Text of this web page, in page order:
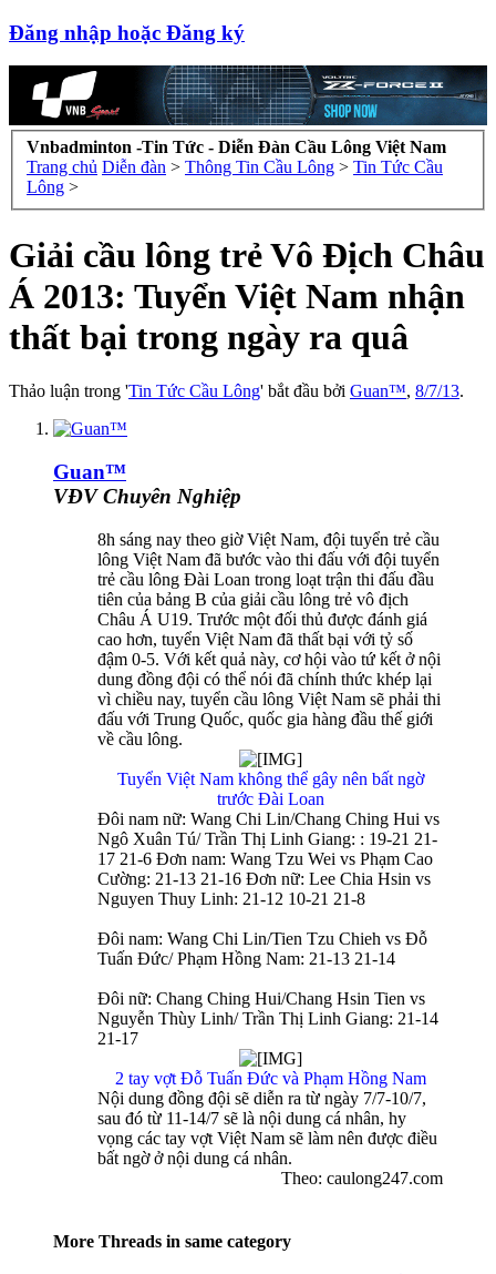
Đăng nhập hoặc Đăng ký
Vnbadminton -Tin Tức - Diễn Đàn Cầu Lông Việt Nam
Trang chủ Diễn đàn > Thông Tin Cầu Lông > Tin Tức Cầu
Lông >
Giải cầu lông trẻ Vô Địch Châu
Á 2013: Tuyển Việt Nam nhận
thất bại trong ngày ra quâ
Thảo luận trong 'Tin Tức Cầu Lông' bắt đầu bởi Guan™, 8/7/13.
Guan™
VĐV Chuyên Nghiệp
8h sáng nay theo giờ Việt Nam, đội tuyển trẻ cầu
lông Việt Nam đã bước vào thi đấu với đội tuyển
trẻ cầu lông Đài Loan trong loạt trận thi đấu đầu
tiên của bảng B của giải cầu lông trẻ vô địch
Châu Á U19. Trước một đối thủ được đánh giá
cao hơn, tuyển Việt Nam đã thất bại với tỷ số
đậm 0-5. Với kết quả này, cơ hội vào tứ kết ở nội
dung đồng đội có thể nói đã chính thức khép lại
vì chiều nay, tuyển cầu lông Việt Nam sẽ phải thi
đấu với Trung Quốc, quốc gia hàng đầu thế giới
về cầu lông.
Tuyển Việt Nam không thể gây nên bất ngờ
trước Đài Loan
Đôi nam nữ: Wang Chi Lin/Chang Ching Hui vs
Ngô Xuân Tú/ Trần Thị Linh Giang: : 19-21 21-
17 21-6 Đơn nam: Wang Tzu Wei vs Phạm Cao
Cường: 21-13 21-16 Đơn nữ: Lee Chia Hsin vs
Nguyen Thuy Linh: 21-12 10-21 21-8
Đôi nam: Wang Chi Lin/Tien Tzu Chieh vs Đỗ
Tuấn Đức/ Phạm Hồng Nam: 21-13 21-14
Đôi nữ: Chang Ching Hui/Chang Hsin Tien vs
Nguyễn Thùy Linh/ Trần Thị Linh Giang: 21-14
21-17
2 tay vợt Đỗ Tuấn Đức và Phạm Hồng Nam
Nội dung đồng đội sẽ diễn ra từ ngày 7/7-10/7,
sau đó từ 11-14/7 sẽ là nội dung cá nhân, hy
vọng các tay vợt Việt Nam sẽ làm nên được điều
bất ngờ ở nội dung cá nhân.
Theo: caulong247.com
More Threads in same category